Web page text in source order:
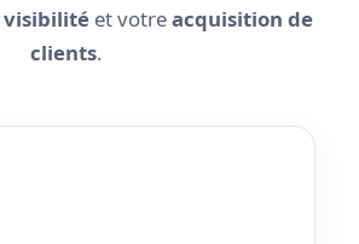
visibilitéet votreacquisition de
clients.